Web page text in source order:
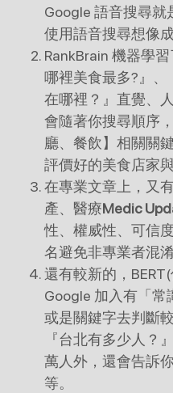
Google 語音搜尋
使用語音搜尋想像
RankBrain 機器學
哪裡美食最多?』、
在哪裡？』直覺、
會隨著你搜尋順序
廳、餐飲】相關關
評價好的美食店家
在專業文章上，又
產、醫療Medic
性、權威性、可信
名避免非專業者混淆
還有較新的，
Google 加入有「常
或是關鍵字去判斷
『台北有多少人？
萬人外，還會告訴
等。